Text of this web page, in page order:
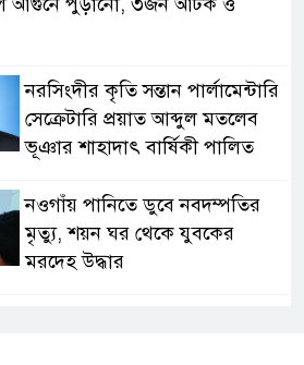
নরসিংদীর কৃতি সন্তান পার্লামেন্টারি
সেক্রেটারি প্রয়াত আব্দুল মতলেব
ভূঞার শাহাদাৎ বার্ষিকী পালিত
নওগাঁয় পানিতে ডুবে নবদম্পতির
মৃত্যু, শয়ন ঘর থেকে যুবকের
মরদেহ উদ্ধার